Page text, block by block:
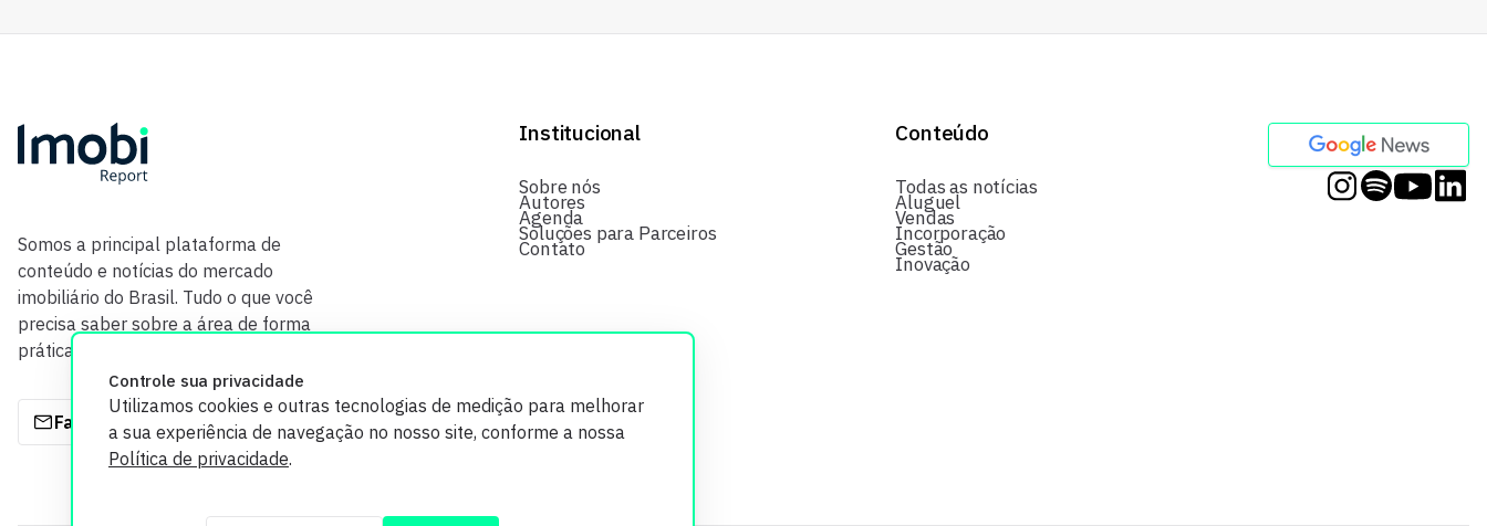
Controle sua privacidade
Utilizamos cookies e outras tecnologias de medição para melhorar
a sua experiência de navegação no nosso site, conforme a nossa
Política de privacidade.
Somos a principal plataforma de
conteúdo e notícias do mercado
imobiliário do Brasil. Tudo o que você
precisa saber sobre a área de forma
prática e com credibilidade.
Fale com a gente
Institucional
Sobre nós
Autores
Agenda
Soluções para Parceiros
Contato
Conteúdo
Todas as notícias
Aluguel
Vendas
Incorporação
Gestão
Inovação